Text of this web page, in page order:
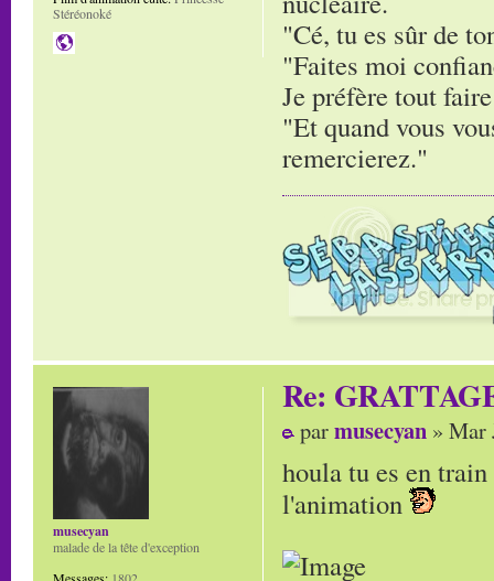
"Cé, tu es sûr de
"Faites moi
Je préfère tout
"Et quand vous
remercierez."
Stéréonoké
Re:
parmusecyan » Mar
houla tu es en
l'animation
musecyan
malade de la tête d'exception
Messages: 1802